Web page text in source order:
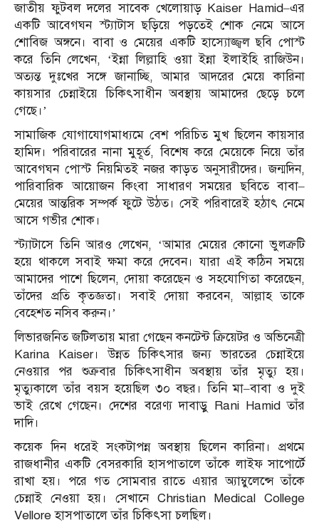
জাতীয় ফুটবল দলের সাবেক খেলোয়াড় Kaiser Hamid–এর
একটি আবেগঘন স্ট্যাটাস ছড়িয়ে পড়তেই শোক নেমে আসে
শোবিজ অঙ্গনে। বাবা ও মেয়ের একটি হাস্যোজ্জ্বল ছবি পোস্ট
করে তিনি লেখেন, ‘ইন্না লিল্লাহি ওয়া ইন্না ইলাইহি রাজিউন।
অত্যন্ত দুঃখের সঙ্গে জানাচ্ছি, আমার আদরের মেয়ে কারিনা
কায়সার চেন্নাইয়ে চিকিৎসাধীন অবস্থায় আমাদের ছেড়ে চলে
গেছে।’
সামাজিক যোগাযোগমাধ্যমে বেশ পরিচিত মুখ ছিলেন কায়সার
হামিদ। পরিবারের নানা মুহূর্ত, বিশেষ করে মেয়েকে নিয়ে তাঁর
আবেগঘন পোস্ট নিয়মিতই নজর কাড়ত অনুসারীদের। জন্মদিন,
পারিবারিক আয়োজন কিংবা সাধারণ সময়ের ছবিতে বাবা–
মেয়ের আন্তরিক সম্পর্ক ফুটে উঠত। সেই পরিবারেই হঠাৎ নেমে
আসে গভীর শোক।
স্ট্যাটাসে তিনি আরও লেখেন, ‘আমার মেয়ের কোনো ভুলত্রুটি
হয়ে থাকলে সবাই ক্ষমা করে দেবেন। যারা এই কঠিন সময়ে
আমাদের পাশে ছিলেন, দোয়া করেছেন ও সহযোগিতা করেছেন,
তাঁদের প্রতি কৃতজ্ঞতা। সবাই দোয়া করবেন, আল্লাহ তাকে
বেহেশত নসিব করুন।’
লিভারজনিত জটিলতায় মারা গেছেন কনটেন্ট ক্রিয়েটর ও অভিনেত্রী
Karina Kaiser। উন্নত চিকিৎসার জন্য ভারতের চেন্নাইয়ে
নেওয়ার পর শুক্রবার চিকিৎসাধীন অবস্থায় তাঁর মৃত্যু হয়।
মৃত্যুকালে তাঁর বয়স হয়েছিল ৩০ বছর। তিনি মা–বাবা ও দুই
ভাই রেখে গেছেন। দেশের বরেণ্য দাবাড়ু Rani Hamid তাঁর
দাদি।
কয়েক দিন ধরেই সংকটাপন্ন অবস্থায় ছিলেন কারিনা। প্রথমে
রাজধানীর একটি বেসরকারি হাসপাতালে তাঁকে লাইফ সাপোর্টে
রাখা হয়। পরে গত সোমবার রাতে এয়ার অ্যাম্বুলেন্সে তাঁকে
চেন্নাই নেওয়া হয়। সেখানে Christian Medical College
Vellore হাসপাতালে তাঁর চিকিৎসা চলছিল।